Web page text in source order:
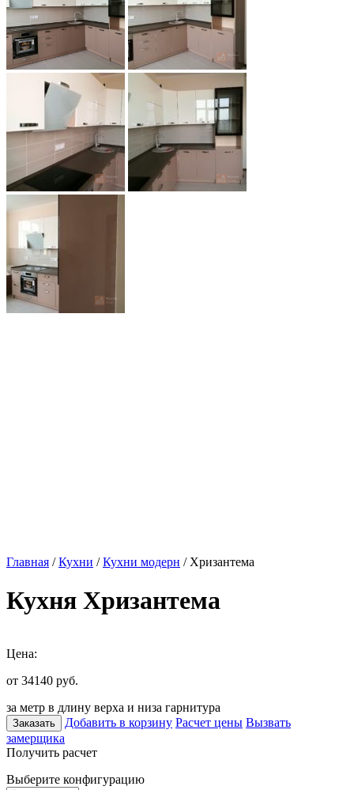
Главная /Кухни /Кухни модерн / Хризантема
Кухня Хризантема
Цена:
от 34140 руб.
за метр в длину верха и низа гарнитура
Заказать Добавить в корзину Расчет цены Вызвать
замерщика
Получить расчет
Выберите конфигурацию